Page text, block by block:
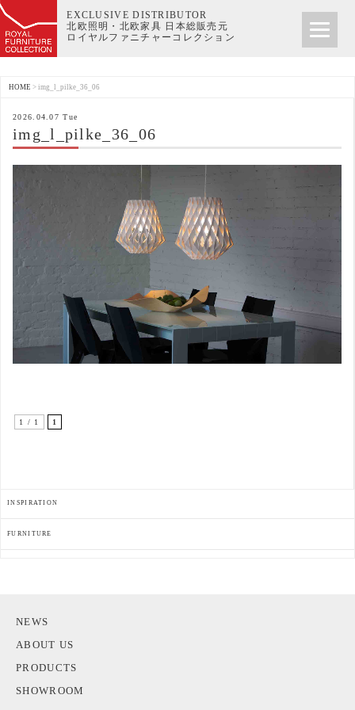
EXCLUSIVE DISTRIBUTOR
北欧照明・北欧家具 日本総販売元
ロイヤルファニチャーコレクション
HOME > img_l_pilke_36_06
2026.04.07 Tue
img_l_pilke_36_06
1 / 1 1
INSPIRATION
FURNITURE
NEWS
ABOUT US
PRODUCTS
SHOWROOM